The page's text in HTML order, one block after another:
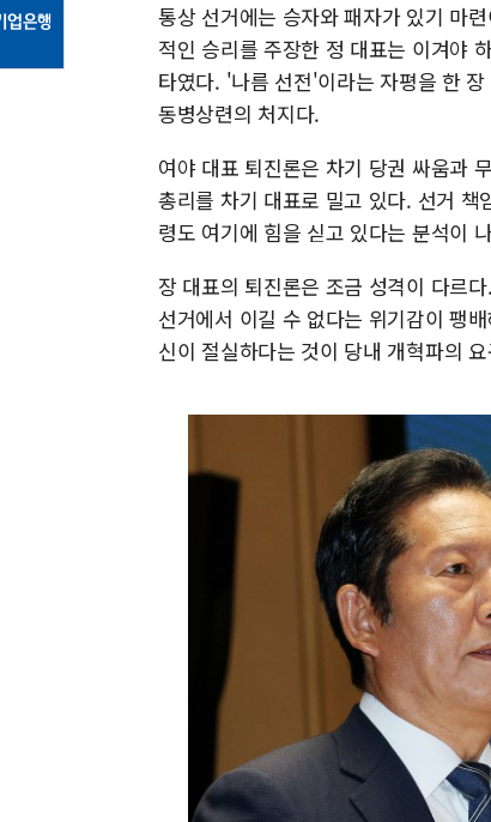
통상 선거에는 승자와 패자가 있기 마
적인 승리를 주장한 정 대표는 이겨야
타였다. '나름 선전'이라는 자평을 한
동병상련의 처지다.
여야 대표 퇴진론은 차기 당권 싸움과
총리를 차기 대표로 밀고 있다. 선거
령도 여기에 힘을 싣고 있다는 분석이
장 대표의 퇴진론은 조금 성격이 다르
선거에서 이길 수 없다는 위기감이 팽
신이 절실하다는 것이 당내 개혁파의